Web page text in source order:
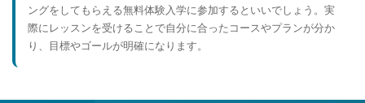
ングをしてもらえる無料体験入学に参加するといいでしょう。実
際にレッスンを受けることで自分に合ったコースやプランが分か
り、目標やゴールが明確になります。